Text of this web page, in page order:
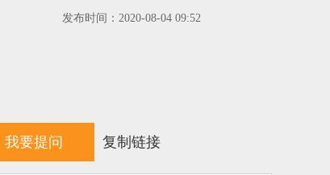
发布时间： 2020-08-04 09:52
我要提问 复制链接